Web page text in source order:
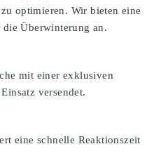
optimieren. Wir bieten eine
Überwinterung an.
mit einer exklusiven
versendet.
eine schnelle Reaktionszeit